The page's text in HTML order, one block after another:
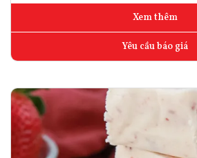
Xem thêm
Yêu cầu báo giá